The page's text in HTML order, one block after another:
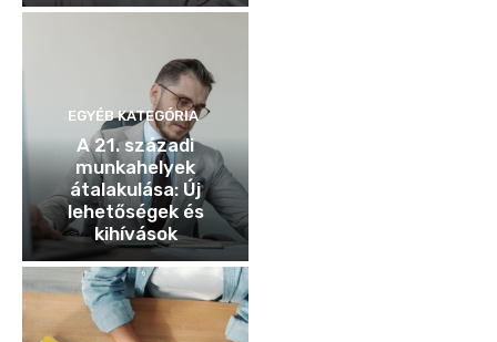
EGYÉB KATEGÓRIA
A 21. századi
munkahelyek
átalakulása: Új
lehetőségek és
kihívások